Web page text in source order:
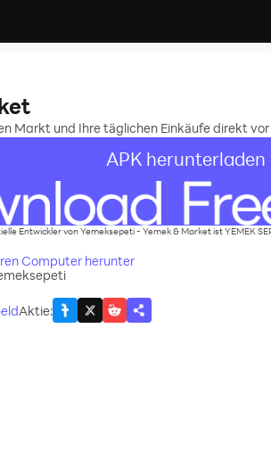
Markt und Ihre täglichen Einkäufe direkt
APK herunterladen
Entwickler von Yemeksepeti - Yemek & Market ist YEMEK
Computer herunter
Aktie: